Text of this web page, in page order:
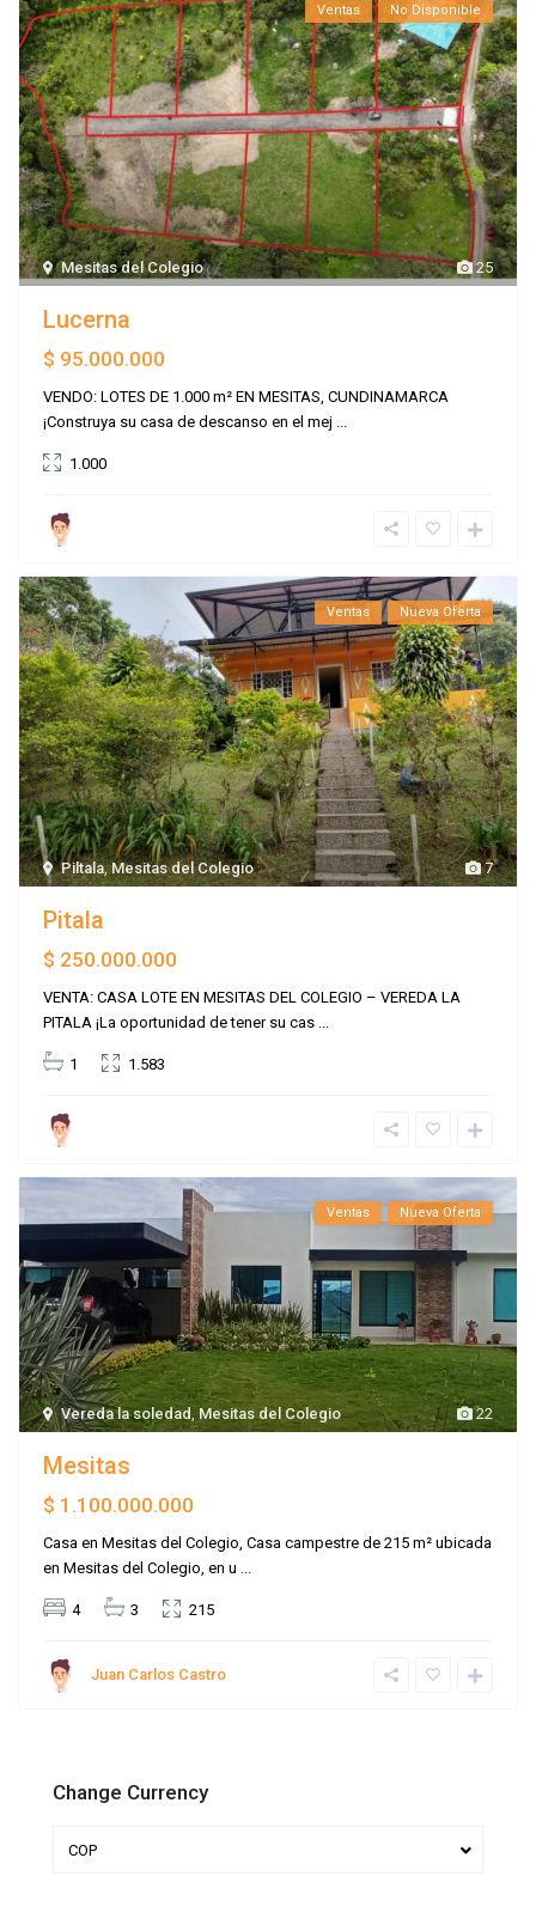
25
Mesitas del Colegio
Ventas No Disponible
Lucerna
$ 95.000.000
VENDO: LOTES DE 1.000 m² EN MESITAS, CUNDINAMARCA
¡Construya su casa de descanso en el mej
1.000
7
Piltala,Mesitas del Colegio
Ventas Nueva Oferta
Pitala
$ 250.000.000
VENTA: CASA LOTE EN MESITAS DEL COLEGIO – VEREDA LA
PITALA ¡La oportunidad de tener su cas ...
1 1.583
22
Vereda la soledad, Mesitas del Colegio
Ventas Nueva Oferta
Mesitas
$ 1.100.000.000
Casa en Mesitas del Colegio, Casa campestre de 215 m² ubicada
en Mesitas del Colegio, en u ...
4 3 215
Juan Carlos Castro
Change Currency
COP